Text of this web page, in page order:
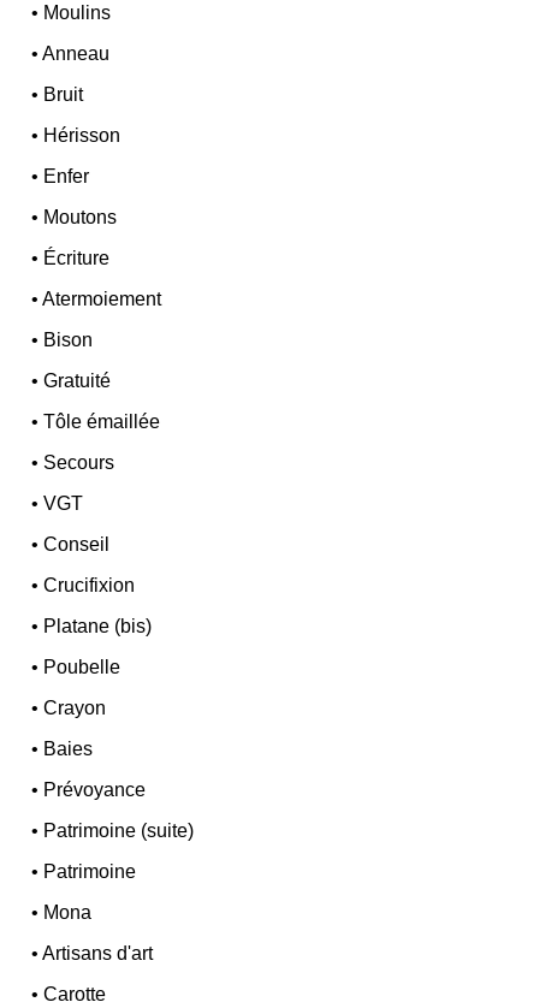
• Moulins
•Anneau
• Bruit
• Hérisson
• Enfer
• Moutons
• Écriture
•Atermoiement
• Bison
•Gratuité
•Tôle émaillée
• Secours
•VGT
•Conseil
•Crucifixion
• Platane (bis)
• Poubelle
•Crayon
• Baies
• Prévoyance
• Patrimoine (suite)
• Patrimoine
• Mona
•Artisans d'art
•Carotte